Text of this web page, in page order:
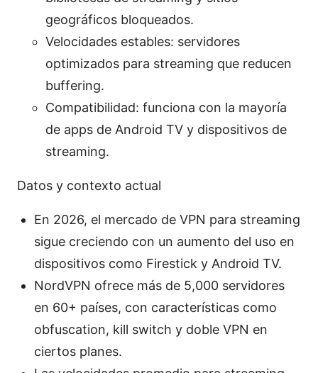
geográficos bloqueados.
Velocidades estables: servidores
optimizados para streaming que reducen
buffering.
Compatibilidad: funciona con la mayoría
de apps de Android TV y dispositivos de
streaming.
Datos y contexto actual
En 2026, el mercado de VPN para streaming
sigue creciendo con un aumento del uso en
dispositivos como Firestick y Android TV.
NordVPN ofrece más de 5,000 servidores
en 60+ países, con características como
obfuscation, kill switch y doble VPN en
ciertos planes.